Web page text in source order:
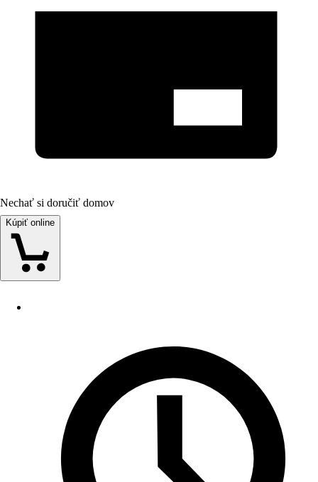
Nechať si doručiť domov
Kúpiť online